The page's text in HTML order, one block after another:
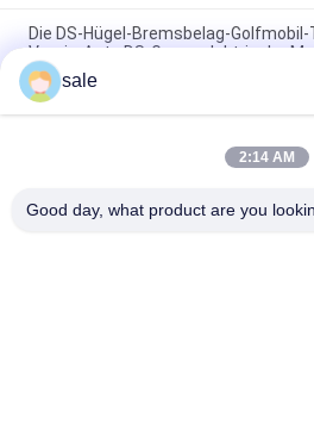
Die DS-Hügel-Bremsbelag-
Verein-Auto DS-Gas u. elektrische
Teile für Golfkarren G1011415 Fits Club
Stoßdämpfer Bushing Kit mit 2
Golfkarren Teile Bremskabel Kit
sale
2:14 AM
Good day, what product are you